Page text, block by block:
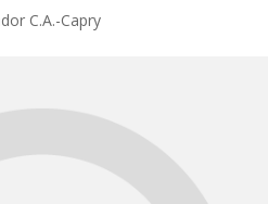
C.A.-Capry